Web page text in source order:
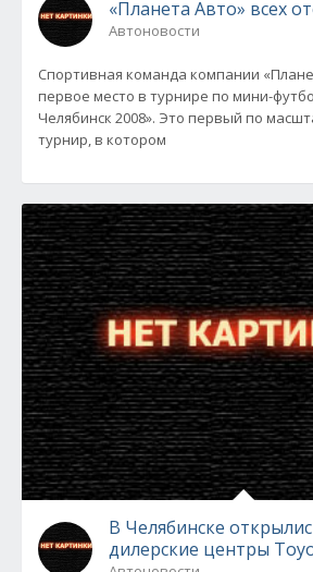
«Планета Авто» всех
Автоновости
Спортивная команда компании
первое место в турнире по мини-
Челябинск 2008». Это первый по
турнир, в котором
В Челябинске
дилерские центры